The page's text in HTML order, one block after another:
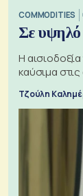
COMMODITIES
Σε
Η
καύσιμα
Τζούλη